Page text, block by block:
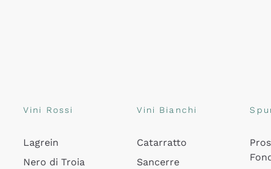
Vini Rossi
Lagrein
Nero di Troia
Vini Bianchi
Catarratto
Sancerre